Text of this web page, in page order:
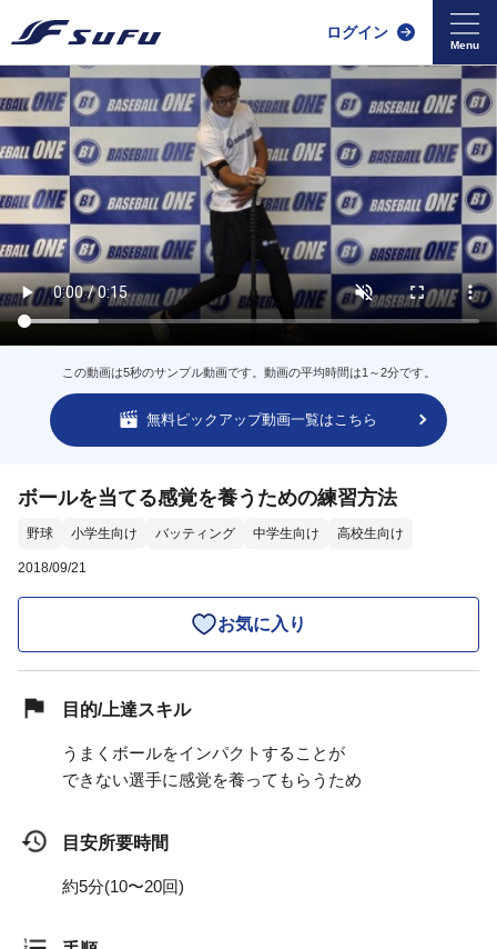
ログイン
この動画は5秒のサンプル動画です。動画の平均時間は1～2分です。
無料ピックアップ動画一覧はこちら
ボールを当てる感覚を養うための練習方法
野球 小学生向け バッティング 中学生向け 高校生向け
2018/09/21
お気に入り
目的/上達スキル
うまくボールをインパクトすることが
できない選手に感覚を養ってもらうため
目安所要時間
約5分(10〜20回)